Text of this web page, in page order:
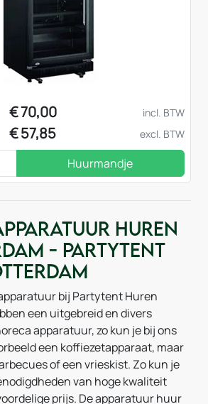
€70,00
incl. BTW
€57,85 excl. BTW
Huurmandje
huren
- Partytent
bij Partytent Huren
een uitgebreid en divers
apparatuur, zo kun je bij ons
een koffiezetapparaat, maar
of een vrieskist. Zo kun je
van hoge kwaliteit
prijs. De apparatuur huur